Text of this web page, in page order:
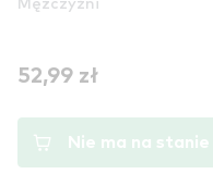
52,99 zł
Nie ma na stanie